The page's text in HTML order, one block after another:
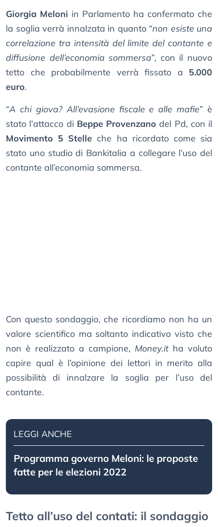
Giorgia Meloni in Parlamento ha confermato che
la soglia verrà innalzata in quanto “non esiste una
correlazione tra intensità del limite del contante e
diffusione dell’economia sommersa”, con il nuovo
tetto che probabilmente verrà fissato a 5.000
euro.
“A chi giova? All’evasione fiscale e alle mafie” è
stato l’attacco di Beppe Provenzano del Pd, con il
Movimento 5 Stelle che ha ricordato come sia
stato uno studio di Bankitalia a collegare l’uso del
contante all’economia sommersa.
Con questo sondaggio, che ricordiamo non ha un
valore scientifico ma soltanto indicativo visto che
non è realizzato a campione, Money.itha voluto
capire qual è l’opinione dei lettori in merito alla
possibilità di innalzare la soglia per l’uso del
contante.
LEGGI ANCHE
Programma governo Meloni: le proposte
fatte per le elezioni 2022
Tetto all’uso del contati: il sondaggio